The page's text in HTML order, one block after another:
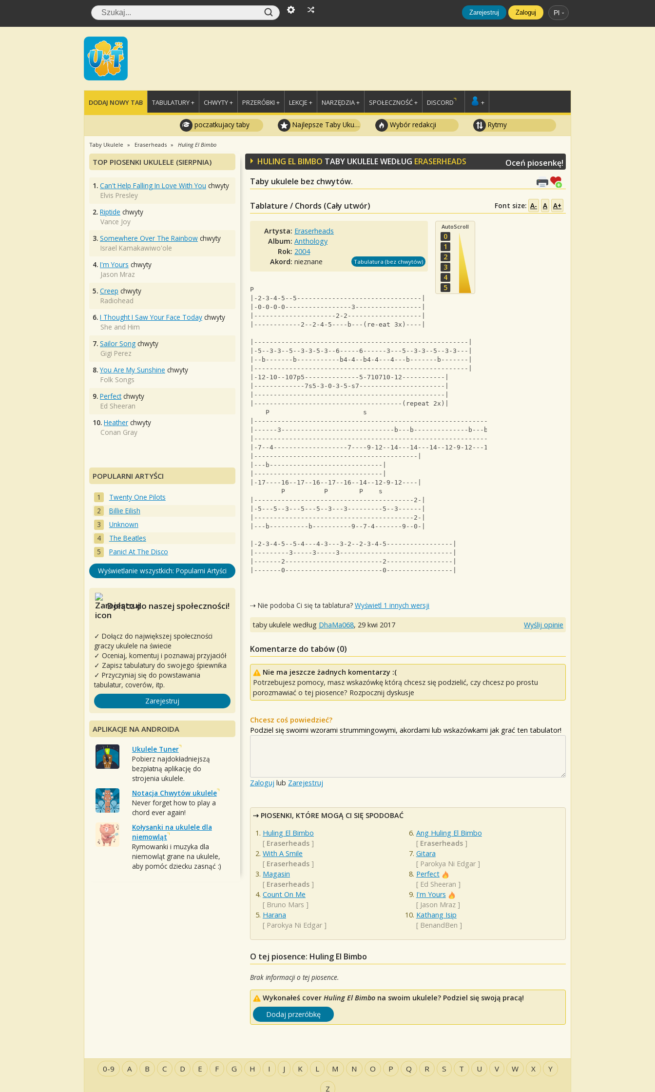
Zarejestruj Zaloguj Pl
DODAJ NOWY TAB TABULATURY + CHWYTY + PRZERÓBKI + LEKCJE + NARZĘDZIA + SPOŁECZNOŚĆ + DISCORD +
poczatkujacy taby Najlepsze Taby Ukulele Wybór redakcji Rytmy
Taby Ukulele Eraserheads Huling El Bimbo
HULING EL BIMBO TABY UKULELE WEDŁUG ERASERHEADS
Taby ukulele bez chwytów.
Oceń piosenkę!
Tablature / Chords (Cały utwór) Font size: A- A A+
Artysta: Eraserheads
Album:Anthology
Rok: 2004
Akord:nieznane Tabulatura (bez chwytów)
AutoScroll
0
1
2
3
4
5
P
|-2-3-4-5--5--------------------------------|
|-0-0-0-0-----------------3-----------------|
|---------------------2-2-------------------|
|------------2--2-4-5----b---(re-eat 3x)----|
|-------------------------------------------------------|
|-5--3-3--5--3-3-5-3--6-----6------3---5--3-3--5--3-3---|
|--b-------b-----------b4-4--b4-4---4---b-------b-------|
|-------------------------------------------------------|
|-12-10--107p5--------------5-710710-12-----------|
|-------------7s5-3-0-3-5-s7----------------------|
|-------------------------------------------------|
|--------------------------------------(repeat 2x)|
    P                        s
|----------------------------------------------------------------------------------|
|------3-----------------------------b---b--------------b---b-----------|
|-----------------------------------------------------------------------|
|-7--4-------------------7----9-12--14---14---14--12-9-12---14---14---14--12-9-12--|
|------------------------------------------|
|---b-----------------------------|
|---------------------------------|
|-17----16--17--16--17--16--14--12-9-12----|
        P          P        P    s
|-----------------------------------------2-|
|-5---5--3---5---5--3---3---------5--3------|
|-----------------------------------------2-|
|---b----------b----------9--7-4-------9--0-|
|-2-3-4-5--5-4---4-3---3-2--2-3-4-5-----------------|
|---------3-----3-----3-----------------------------|
|-------2-------------------------2-----------------|
|-------0-------------------------0-----------------|
⇢ Nie podoba Ci się ta tablatura? Wyświetl 1 innych wersji
taby ukulele według DhaMa068, 29 kwi 2017 Wyślij opinie
Komentarze do tabów (0)
Nie ma jeszcze żadnych komentarzy :(
Potrzebujesz pomocy, masz wskazówkę którą chcesz się podzielić, czy chcesz po prostu
porozmawiać o tej piosence? Rozpocznij dyskusje
Chcesz coś powiedzieć?
Podziel się swoimi wzorami strummingowymi, akordami lub wskazówkami jak grać ten tabulator!
Zaloguj lub Zarejestruj
PIOSENKI, KTÓRE MOGĄ CI SIĘ SPODOBAĆ
Huling El Bimbo
[ Eraserheads ]
With A Smile
[ Eraserheads ]
Magasin
[ Eraserheads ]
Count On Me
[ Bruno Mars ]
Harana
[ Parokya Ni Edgar ]
Ang Huling El Bimbo
[ Eraserheads]
Gitara
[ Parokya Ni Edgar]
Perfect
[ Ed Sheeran ]
I'm Yours
[ Jason Mraz]
Kathang Isip
[ BenandBen ]
O tej piosence: Huling El Bimbo
Brak informacji o tej piosence.
Wykonałeś cover Huling El Bimbo na swoim ukulele? Podziel się swoją pracą!
Dodaj przeróbkę
TOP PIOSENKI UKULELE (SIERPNIA)
1. Can't Help Falling In Love With You chwyty
Elvis Presley
2. Riptide chwyty
Vance Joy
3. Somewhere Over The Rainbow chwyty
Israel Kamakawiwo'ole
4. I'm Yours chwyty
Jason Mraz
5. Creep chwyty
Radiohead
6. I Thought I Saw Your Face Today chwyty
She and Him
7. Sailor Song chwyty
Gigi Perez
8. You Are My Sunshine chwyty
Folk Songs
9. Perfectchwyty
Ed Sheeran
10. Heather chwyty
Conan Gray
POPULARNI ARTYŚCI
Twenty One Pilots
Billie Eilish
Unknown
The Beatles
Panic! At The Disco
Wyświetlanie wszystkich: Popularni Artyści
Dołącz do naszej społeczności!
✓ Dołącz do największej społeczności
graczy ukulele na świecie
✓ Oceniaj, komentuj i poznawaj przyjaciół
✓ Zapisz tabulatury do swojego śpiewnika
✓ Przyczyniaj się do powstawania
tabulatur, coverów, itp.
Zarejestruj
APLIKACJE NA ANDROIDA
Ukulele Tuner
Pobierz najdokładniejszą
bezpłatną aplikację do
strojenia ukulele.
Notacja Chwytów ukulele
Never forget how to play a
chord ever again!
Kołysanki na ukulele dla
niemowląt
Rymowanki i muzyka dla
niemowląt grane na ukulele,
aby pomóc dziecku zasnąć :)
0-9 A B C D E F G H I J K L M N O P Q R S T U V W X Y
Z